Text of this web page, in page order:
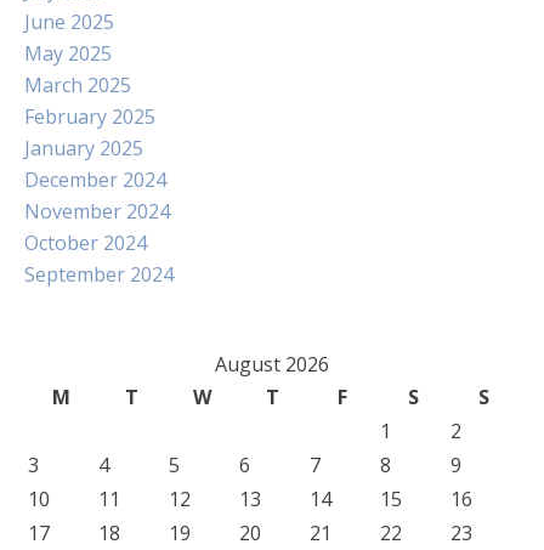
June 2025
May 2025
March 2025
February 2025
January 2025
December 2024
November 2024
October 2024
September 2024
August 2026
M
T W T F S
S
1
2
3
4 5 6 7 8
9
10
11 12 13 14 15
16
17
18 19 20 21 22 23